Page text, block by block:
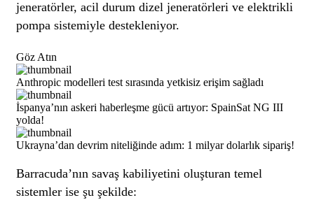
jeneratörler, acil durum dizel jeneratörleri ve elektrikli
pompa sistemiyle destekleniyor.
Göz Atın
Anthropic modelleri test sırasında yetkisiz erişim sağladı
İspanya’nın askeri haberleşme gücü artıyor: SpainSat NG III
yolda!
Ukrayna’dan devrim niteliğinde adım: 1 milyar dolarlık sipariş!
Barracuda’nın savaş kabiliyetini oluşturan temel
sistemler ise şu şekilde: